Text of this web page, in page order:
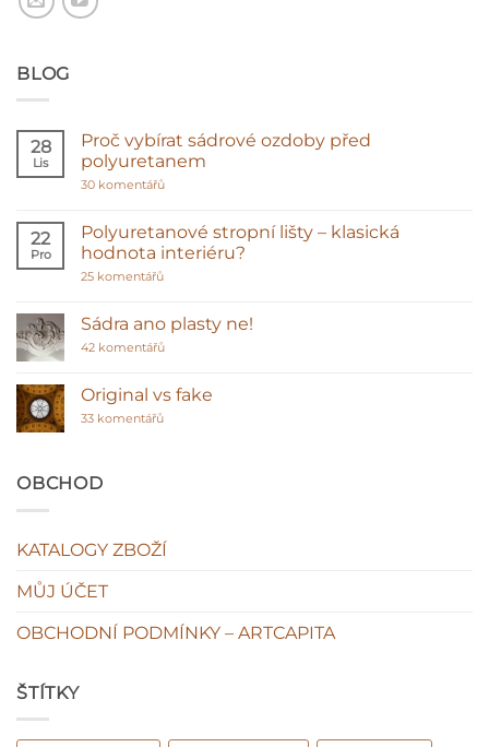
BLOG
28
Lis
Proč vybírat sádrové ozdoby před
polyuretanem
30 komentářůu
názvem
Proč
vybírat
22
Pro
Polyuretanové stropní lišty – klasická
hodnota interiéru?
25 komentářůu
názvem
Polyuretanové
stropní
klasická
hodnota
interiéru?
Sádra ano plasty ne!
42 komentářůu
názvem
Sádra
Original vs fake
33 komentářůu
OBCHOD
KATALOGY ZBOŽÍ
MŮJ ÚČET
OBCHODNÍ PODMÍNKY – ARTCAPITA
ŠTÍTKY